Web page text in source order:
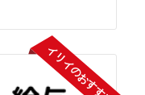
イリイのおすすめ！